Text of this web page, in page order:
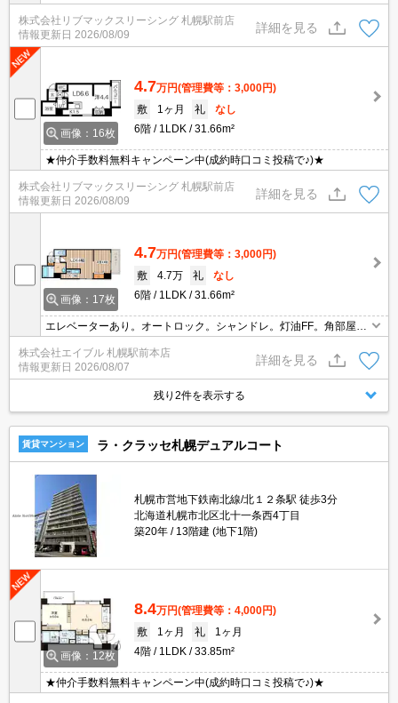
株式会社リブマックスリーシング 札幌駅前店
情報更新日 2026/08/09
詳細を見る
画像：16枚
4.7万円(管理費等：3,000円)
敷
1ヶ月 礼
なし
6階
1LDK 31.66m²
★仲介手数料無料キャンペーン中(成約時口コミ投稿で♪)★
株式会社リブマックスリーシング 札幌駅前店
情報更新日 2026/08/09
詳細を見る
画像：17枚
4.7万円(管理費等：3,000円)
敷
4.7万 礼
なし
6階
1LDK 31.66m²
エレベーターあり。オートロック。シャンドレ。灯油FF。角部屋。
バス・トイレ別。仲介手数料家賃の0.55ヵ月分。
株式会社エイブル 札幌駅前本店
情報更新日 2026/08/07
詳細を見る
残り2件を表示する
賃貸マンション ラ・クラッセ札幌デュアルコート
札幌市営地下鉄南北線/北１２条駅 徒歩3分
北海道札幌市北区北十一条西4丁目
築20年
13階建 (地下1階)
画像：12枚
8.4万円(管理費等：4,000円)
敷
1ヶ月 礼
1ヶ月
4階
1LDK 33.85m²
★仲介手数料無料キャンペーン中(成約時口コミ投稿で♪)★